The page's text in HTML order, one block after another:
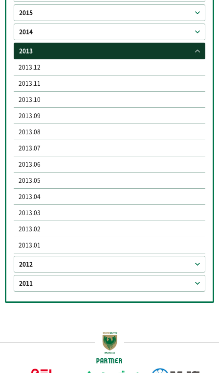
2015
2014
2013
2013.12
2013.11
2013.10
2013.09
2013.08
2013.07
2013.06
2013.05
2013.04
2013.03
2013.02
2013.01
2012
2011
PARTNER